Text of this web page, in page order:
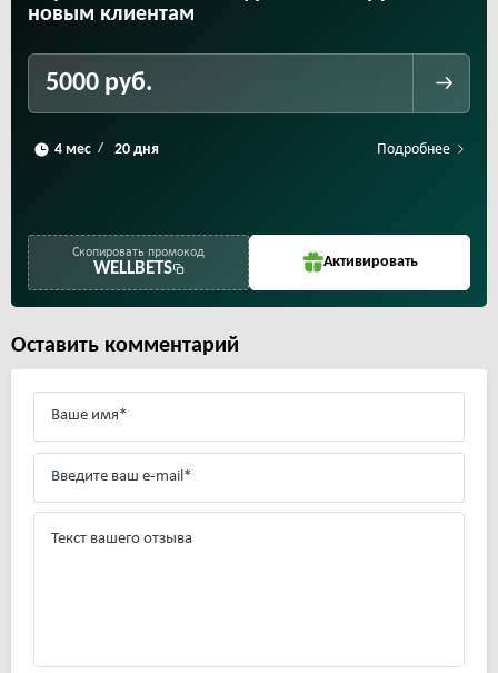
новым клиентам
5000 руб.
/ Подробнее
Скопировать промокод
WELLBETS Активировать
Оставить комментарий